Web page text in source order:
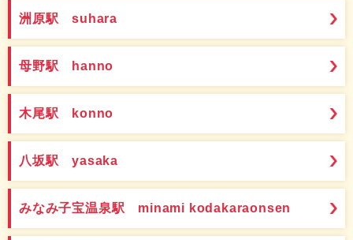
洲原駅 suhara
母野駅 hanno
木尾駅 konno
八坂駅 yasaka
みなみ子宝温泉駅 minami kodakaraonsen